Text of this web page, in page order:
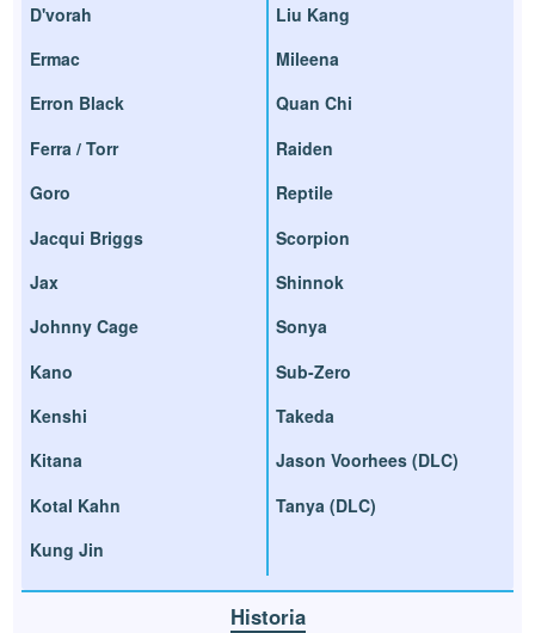
D'vorah
Ermac
Erron Black
Ferra / Torr
Goro
Jacqui Briggs
Jax
Johnny Cage
Kano
Kenshi
Kitana
Kotal Kahn
Kung Jin
Liu Kang
Mileena
Quan Chi
Raiden
Reptile
Scorpion
Shinnok
Sonya
Sub-Zero
Takeda
Jason Voorhees (DLC)
Tanya (DLC)
Historia